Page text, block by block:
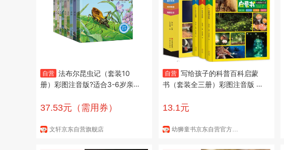
自营 法布尔昆虫记（套装10
册）彩图注音版?适合3-6岁亲子
普知识故事绘本书
37.53元（需用券）
文轩京东自营旗舰店
自营 写给孩子的科普百科启蒙
书（套装全三册）彩图注音版 动
海量知识擦索科学奥秘
13.1元
幼狮童书京东自营官方旗舰店